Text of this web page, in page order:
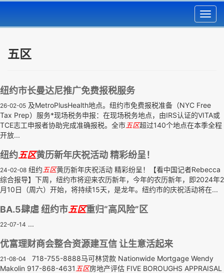
五区
纽约市长曼达尼推广免费报税服务
26-02-05 及MetroPlusHealth地点。纽约市免费报税准备（NYC Free
Tax Prep）服务*现场税务申报：在现场税务地点，由IRS认证的VITA或
TCE志工申报者协助完成准确报税。全市 五区超过140个地点在本季全程
开放...
纽约五区黄历新年庆祝活动 精彩纷呈！
24-02-08 纽约 五区黄历新年庆祝活动 精彩纷呈！【看中国记者Rebecca
综合报导】下周，纽约市将迎来农历新年，今年的农历新年，即2024年2
月10日（周六）开始，将持续15天，是龙年。纽约市的庆祝活动将在...
BA.5肆虐 纽约市五区重归“高风险”区
22-07-14 ...
优富理财商会整合资源建互信 让生意活起来
21-08-04
718-755-8888马可林贷款 Nationwide Mortgage Wendy
Makolin 917-868-4631 五区房地产评估 FIVE BOROUGHS APPRAISAL